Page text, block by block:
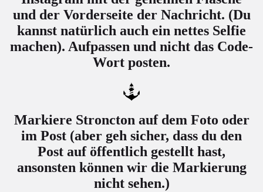
und der Vorderseite der Nachricht. (Du
kannst natürlich auch ein nettes Selfie
machen). Aufpassen und nicht das Code-
Wort posten.
Markiere Stroncton auf dem Foto oder
im Post (aber geh sicher, dass du den
Post auf öffentlich gestellt hast,
ansonsten können wir die Markierung
nicht sehen.)